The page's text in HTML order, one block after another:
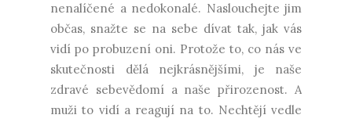
nenalíčené a nedokonalé. Naslouchejte jim
občas, snažte se na sebe dívat tak, jak vás
vidí po probuzení oni. Protože to, co nás ve
skutečnosti dělá nejkrásnějšími, je naše
zdravé sebevědomí a naše přirozenost. A
muži to vidí a reagují na to. Nechtějí vedle